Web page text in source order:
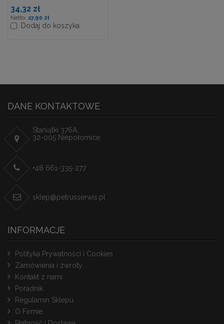
34,32 zł
27,90 zł
Dodaj do koszyka
DANE KONTAKTOWE
Staniątki 376A,
32-005 Niepołomice
+48 661-335-277
sklep@petrusserwis.pl
INFORMACJE
Polityka Prywatności i Cookies
Zamówienia i zwroty
Kontakt z nami
Poradnik
Regulamin Sklepu
O Firmie